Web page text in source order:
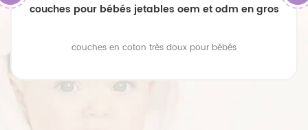
couches pour bébés jetables oem et odm en gros
couches en coton très doux pour bébés